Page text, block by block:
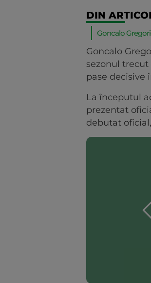
DIN
Goncalo
Goncalo
sezonul trecut
pase decisive
La începutul
prezentat
debutat